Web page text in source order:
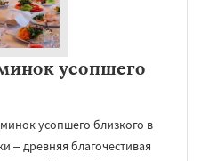
усопшего
усопшего близкого в
– древняя благочестивая